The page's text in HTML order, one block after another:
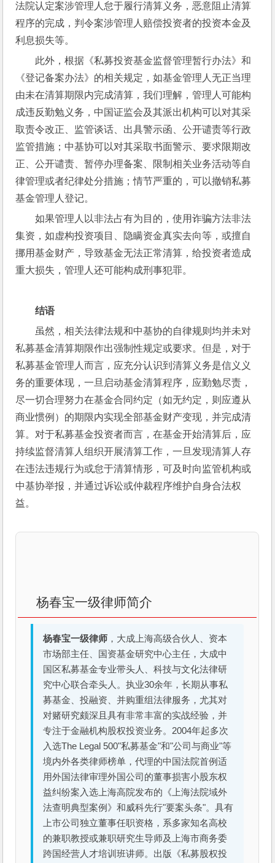
法院认定案涉管理人怠于履行清算义务，恶意阻止清算
程序的完成，判令案涉管理人赔偿投资者的投资本金及
利息损失等。
此外，根据《私募投资基金监督管理暂行办法》和
《登记备案办法》的相关规定，如基金管理人无正当理
由未在清算期限内完成清算，我们理解，管理人可能构
成违反勤勉义务，中国证监会及其派出机构可以对其采
取责令改正、监管谈话、出具警示函、公开谴责等行政
监管措施；中基协可以对其采取书面警示、要求限期改
正、公开谴责、暂停办理备案、限制相关业务活动等自
律管理或者纪律处分措施；情节严重的，可以撤销私募
基金管理人登记。
如果管理人以非法占有为目的，使用诈骗方法非法
集资，如虚构投资项目、隐瞒资金真实去向等，或擅自
挪用基金财产，导致基金无法正常清算，给投资者造成
重大损失，管理人还可能构成刑事犯罪。
结语
虽然，相关法律法规和中基协的自律规则均并未对
私募基金清算期限作出强制性规定或要求。但是，对于
私募基金管理人而言，应充分认识到清算义务是信义义
务的重要体现，一旦启动基金清算程序，应勤勉尽责，
尽一切合理努力在基金合同约定（如无约定，则应遵从
商业惯例）的期限内实现全部基金财产变现，并完成清
算。对于私募基金投资者而言，在基金开始清算后，应
持续监督清算人组织开展清算工作，一旦发现清算人存
在违法违规行为或怠于清算情形，可及时向监管机构或
中基协举报，并通过诉讼或仲裁程序维护自身合法权
益。
杨春宝一级律师简介
杨春宝一级律师 ，大成上海高级合伙人、资本
市场部主任、国资基金研究中心主任，大成中
国区私募基金专业带头人、科技与文化法律研
究中心联合牵头人。执业30余年，长期从事私
募基金、投融资、并购重组法律服务，尤其对
对赌研究颇深且具有非常丰富的实战经验，并
专注于金融机构股权投资业务。2004年起多次
入选The Legal 500"私募基金"和"公司与商业"等
境内外各类律师榜单，代理的中国法院首例适
用外国法律审理外国公司的董事损害小股东权
益纠纷案入选上海高院发布的《上海法院域外
法查明典型案例》和威科先行"要案头条"。具有
上市公司独立董事任职资格，系多家知名高校
的兼职教授或兼职研究生导师及上海市商务委
跨国经营人才培训班讲师。出版《私募股权投